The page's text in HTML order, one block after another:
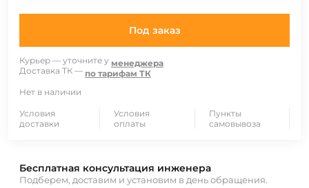
Под заказ
Курьер — уточните у менеджера
Доставка ТК — по тарифам ТК
Нет в наличии
Условия
доставки
Условия
оплаты
Пункты
самовывоза
Бесплатная консультация инженера
Подберем, доставим и установим в день обращения.